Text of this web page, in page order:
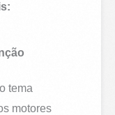
tema
motores